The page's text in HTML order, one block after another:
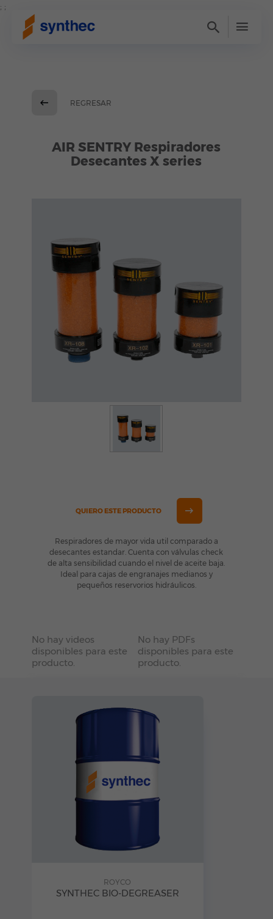
; ;
REGRESAR
AIR SENTRY Respiradores
Desecantes X series
QUIERO ESTE PRODUCTO
Respiradores de mayor vida util comparado a
desecantes estandar. Cuenta con válvulas check
de alta sensibilidad cuando el nivel de aceite baja.
Ideal para cajas de engranajes medianos y
pequeños reservorios hidráulicos.
No hay videos
disponibles para este
producto.
No hay PDFs
disponibles para este
producto.
ROYCO
SYNTHEC BIO-DEGREASER